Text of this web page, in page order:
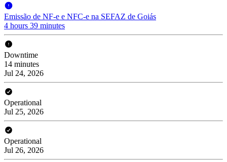
Emissão de NF-e e NFC-e na SEFAZ de Goiás
4 hours 39 minutes
Downtime
14 minutes
Jul 24, 2026
Operational
Jul 25, 2026
Operational
Jul 26, 2026